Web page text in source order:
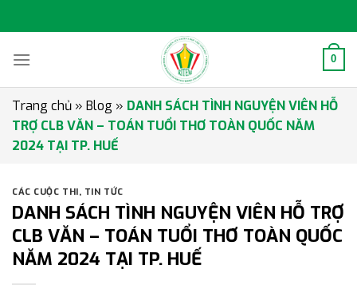
to
0
Trang chủ » Blog » DANH SÁCH TÌNH NGUYỆN VIÊN HỖ
TRỢ CLB VĂN – TOÁN TUỔI THƠ TOÀN QUỐC NĂM
2024 TẠI TP. HUẾ
CÁC CUỘC THI, TIN TỨC
DANH SÁCH TÌNH NGUYỆN VIÊN HỖ TRỢ
CLB VĂN – TOÁN TUỔI THƠ TOÀN QUỐC
NĂM 2024 TẠI TP. HUẾ